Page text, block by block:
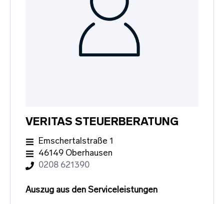
VERITAS STEUERBERATUNG
Emschertalstraße 1
46149 Oberhausen
0208 621390
Auszug aus den Serviceleistungen